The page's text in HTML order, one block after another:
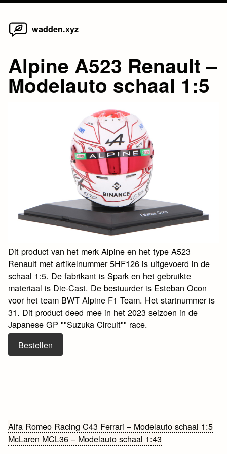
Skip
wadden.xyz
Alpine A523 Renault –
Modelauto schaal 1:5
Dit product van het merk Alpine en het type A523
Renault met artikelnummer 5HF126 is uitgevoerd in de
schaal 1:5. De fabrikant is Spark en het gebruikte
materiaal is Die-Cast. De bestuurder is Esteban Ocon
voor het team BWT Alpine F1 Team. Het startnummer is
31. Dit product deed mee in het 2023 seizoen in de
Japanese GP ""Suzuka Circuit"" race.
Bestellen
Bericht
navigatie
Alfa Romeo Racing C43 Ferrari – Modelauto schaal 1:5
McLaren MCL36 – Modelauto schaal 1:43